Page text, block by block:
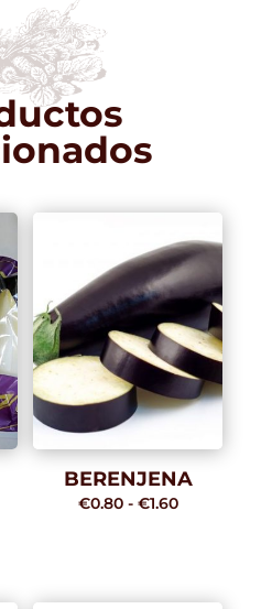
BERENJENA
€0.80 - €1.60Rango